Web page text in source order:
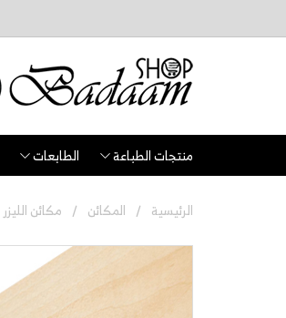
منتجات الطباعة الطابعات
الرئيسية المكائن مكائن الليزر